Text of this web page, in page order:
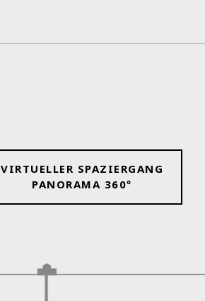
VIRTUELLER SPAZIERGANG
PANORAMA 360º